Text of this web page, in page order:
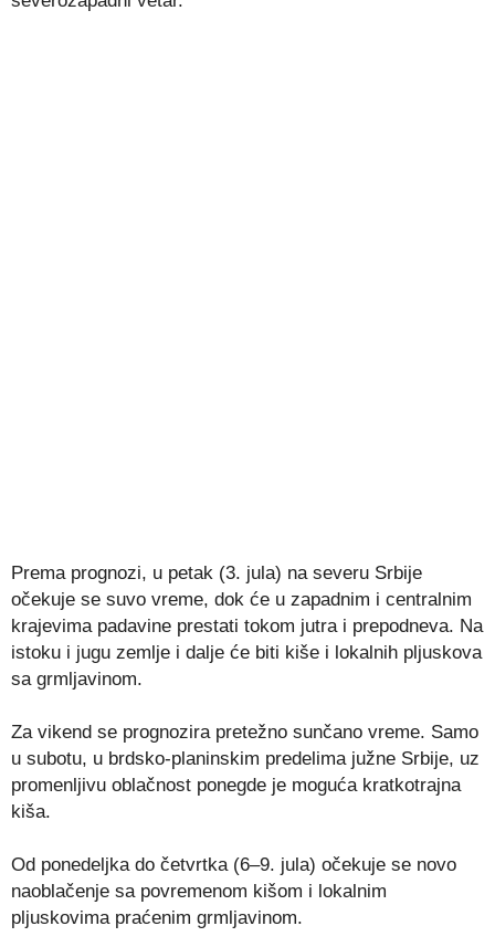
Prema prognozi, u petak (3. jula) na severu Srbije
očekuje se suvo vreme, dok će u zapadnim i centralnim
krajevima padavine prestati tokom jutra i prepodneva. Na
istoku i jugu zemlje i dalje će biti kiše i lokalnih pljuskova
sa grmljavinom.
Za vikend se prognozira pretežno sunčano vreme. Samo
u subotu, u brdsko-planinskim predelima južne Srbije, uz
promenljivu oblačnost ponegde je moguća kratkotrajna
kiša.
Od ponedeljka do četvrtka (6–9. jula) očekuje se novo
naoblačenje sa povremenom kišom i lokalnim
pljuskovima praćenim grmljavinom.